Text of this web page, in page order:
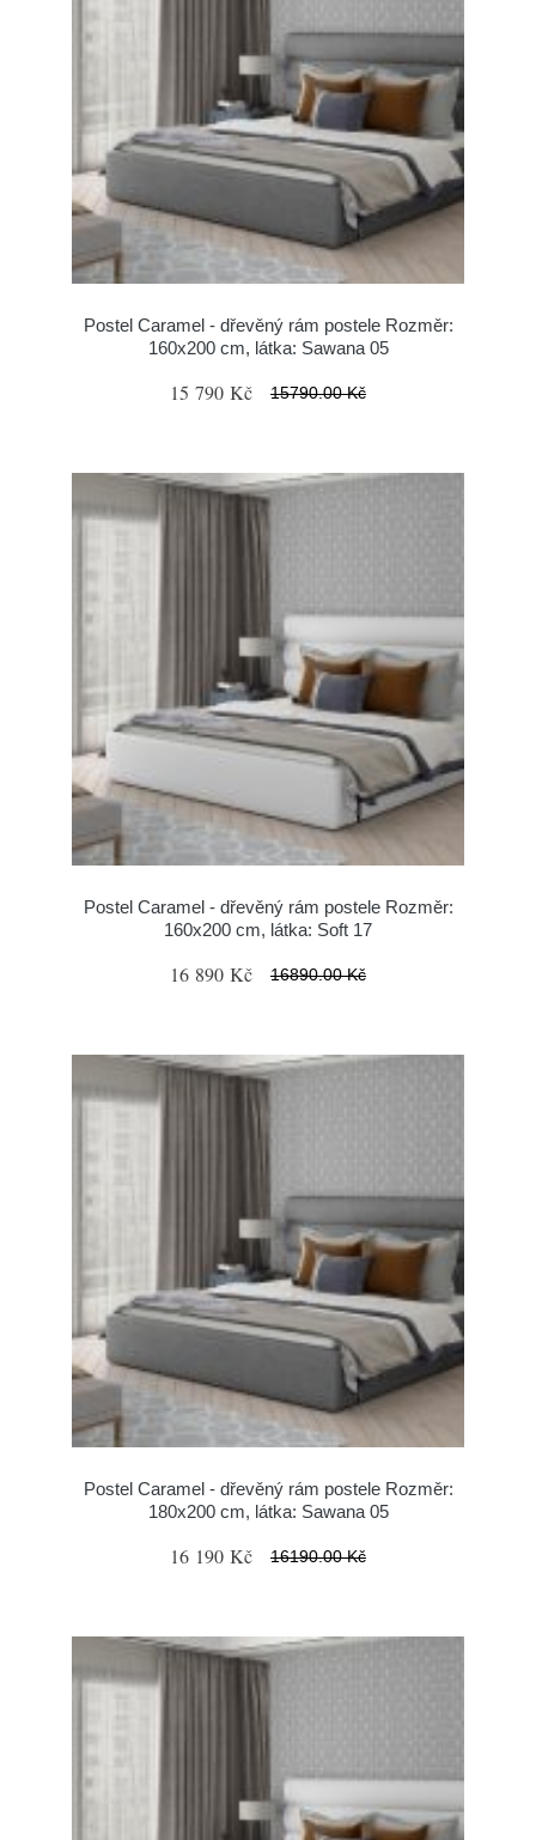
Postel Caramel - dřevěný rám postele Rozměr:
160x200 cm, látka: Sawana 05
15 790 Kč 15790.00 Kč
Postel Caramel - dřevěný rám postele Rozměr:
160x200 cm, látka: Soft 17
16 890 Kč 16890.00 Kč
Postel Caramel - dřevěný rám postele Rozměr:
180x200 cm, látka: Sawana 05
16 190 Kč 16190.00 Kč